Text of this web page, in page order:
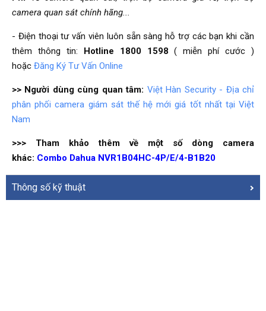
camera quan sát chính hãng...
- Điện thoại tư vấn viên luôn sẵn sàng hỗ trợ các bạn khi cần
thêm thông tin: Hotline 1800 1598 ( miễn phí cước )
hoặc Đăng Ký Tư Vấn Online
>> Người dùng cùng quan tâm: Việt Hàn Security - Địa chỉ
phân phối camera giám sát thế hệ mới giá tốt nhất tại Việt
Nam
>>> Tham khảo thêm về một số dòng camera
khác: Combo Dahua NVR1B04HC-4P/E/4-B1B20
Thông số kỹ thuật